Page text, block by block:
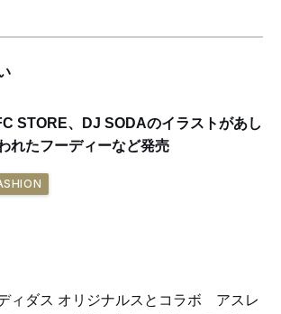
STORE、DJ SODAのイラストがあし
れたフーディーなど発売
ィダス オリジナルスとコラボ アスレ